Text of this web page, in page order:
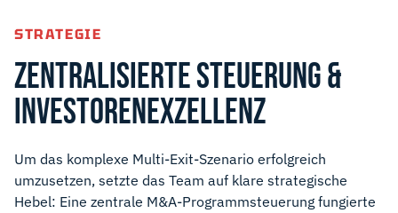
STRATEGIE
ZENTRALISIERTE STEUERUNG &
INVESTORENEXZELLENZ
Um das komplexe Multi-Exit-Szenario erfolgreich
umzusetzen, setzte das Team auf klare strategische
Hebel: Eine zentrale M&A-Programmsteuerung fungierte